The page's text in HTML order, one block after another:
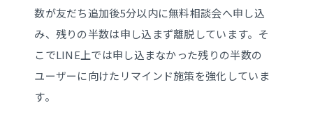
数が友だち追加後5分以内に無料相談会へ申し込
み、残りの半数は申し込まず離脱しています。そ
こでLINE上では申し込まなかった残りの半数の
ユーザーに向けたリマインド施策を強化していま
す。